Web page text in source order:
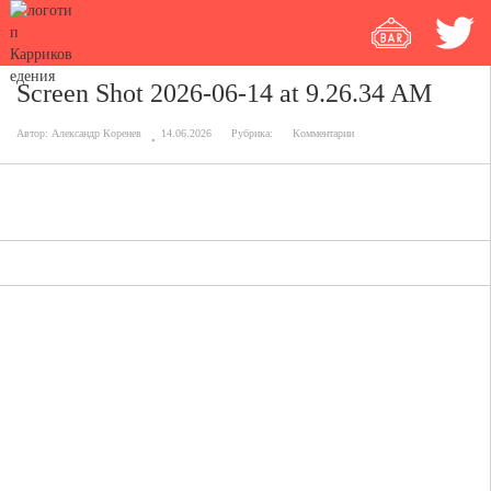
Screen Shot 2026-06-14 at 9.26.34 AM
Автор: Александр Коренев 14.06.2026 Рубрика: Комментарии